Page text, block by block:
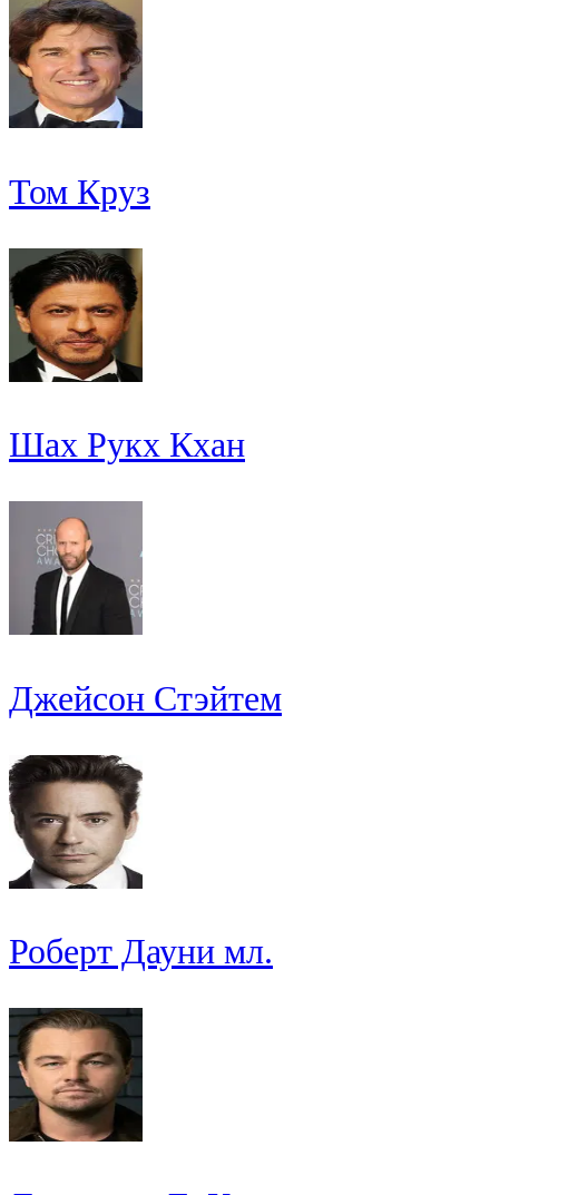
Том Круз
Шах Рукх Кхан
Джейсон Стэйтем
Роберт Дауни мл.